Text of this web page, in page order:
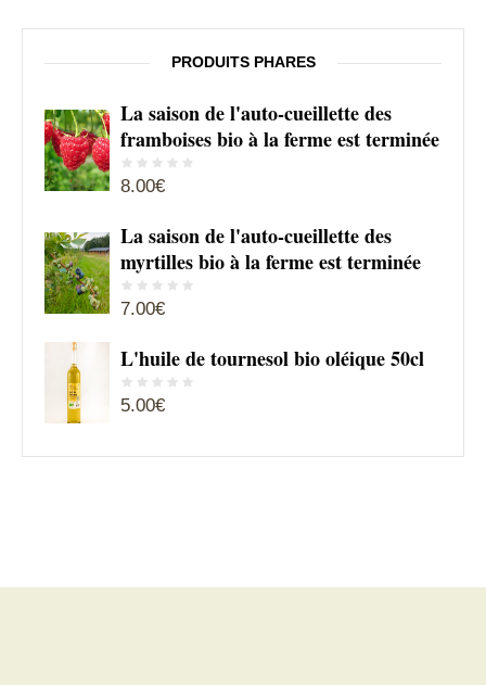
PRODUITS PHARES
La saison de l'auto-cueillette des
framboises bio à la ferme est terminée
8.00€
La saison de l'auto-cueillette des
myrtilles bio à la ferme est terminée
7.00€
L'huile de tournesol bio oléique 50cl
5.00€